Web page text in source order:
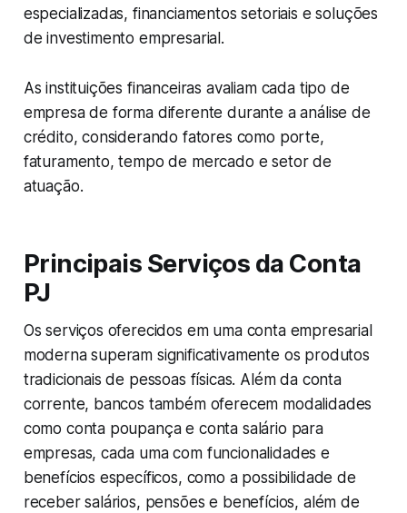
especializadas, financiamentos setoriais e soluções
de investimento empresarial.
As instituições financeiras avaliam cada tipo de
empresa de forma diferente durante a análise de
crédito, considerando fatores como porte,
faturamento, tempo de mercado e setor de
atuação.
Principais Serviços da Conta
PJ
Os serviços oferecidos em uma conta empresarial
moderna superam significativamente os produtos
tradicionais de pessoas físicas. Além da conta
corrente, bancos também oferecem modalidades
como conta poupança e conta salário para
empresas, cada uma com funcionalidades e
benefícios específicos, como a possibilidade de
receber salários, pensões e benefícios, além de